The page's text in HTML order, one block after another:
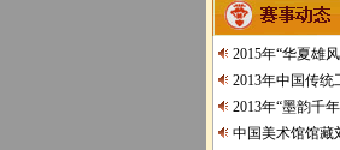
2015年“华夏雄
2013年中国传统
2013年“墨韵千
中国美术馆馆藏